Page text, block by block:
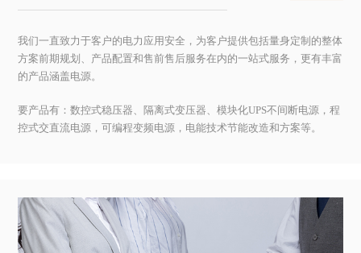
我们一直致力于客户的电力应用安全，为客户提供包括量身定制的整体
方案前期规划、产品配置和售前售后服务在内的一站式服务，更有丰富
的产品涵盖电源。
要产品有：数控式稳压器、隔离式变压器、模块化UPS不间断电源，程
控式交直流电源，可编程变频电源，电能技术节能改造和方案等。